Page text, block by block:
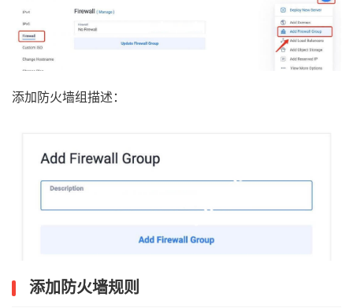
添加防火墙组描述：
添加防火墙规则